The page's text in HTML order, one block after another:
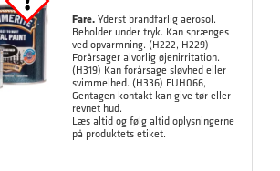
Fare.Yderst brandfarlig aerosol.
Beholder under tryk. Kan sprænges
ved opvarmning. (H222, H229)
Forårsager alvorlig øjenirritation.
(H319) Kan forårsage sløvhed eller
svimmelhed. (H336) EUH066,
Gentagen kontakt kan give tør eller
revnet hud.
Læs altid og følg altid oplysningerne
på produktets etiket.